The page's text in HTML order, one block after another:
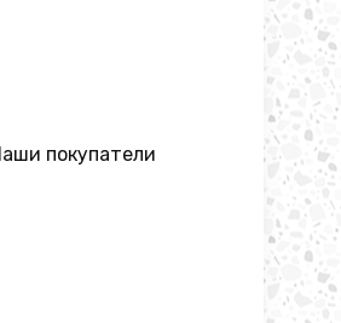
покупатели